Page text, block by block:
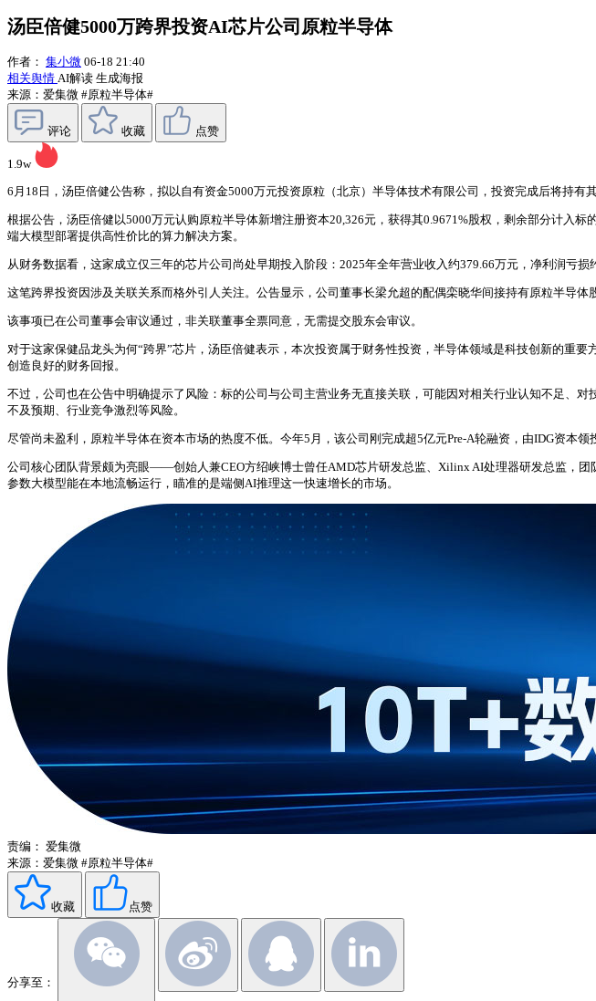
汤臣倍健5000万跨界投资AI芯片公司原粒半导体
作者： 集小微 06-18 21:40
相关舆情 AI解读 生成海报
来源：爱集微 #原粒半导体#
评论 收藏 点赞
1.9w
6月18日，汤臣倍健公告称，拟以自有资金5000万元投资原粒（北京）半导体技术有限公司，投资完成后将持有其
根据公告，汤臣倍健以5000万元认购原粒半导体新增注册资本20,326元，获得其0.9671%股权，剩余部分计入
端大模型部署提供高性价比的算力解决方案。
从财务数据看，这家成立仅三年的芯片公司尚处早期投入阶段：2025年全年营业收入约379.66万元，净利润亏损
这笔跨界投资因涉及关联关系而格外引人关注。公告显示，公司董事长梁允超的配偶栾晓华间接持有原粒半导
该事项已在公司董事会审议通过，非关联董事全票同意，无需提交股东会审议。
对于这家保健品龙头为何“跨界”芯片，汤臣倍健表示，本次投资属于财务性投资，半导体领域是科技创新的重
创造良好的财务回报。
不过，公司也在公告中明确提示了风险：标的公司与公司主营业务无直接关联，可能因对相关行业认知不足、
不及预期、行业竞争激烈等风险。
尽管尚未盈利，原粒半导体在资本市场的热度不低。今年5月，该公司刚完成超5亿元Pre-A轮融资，由IDG资本领
公司核心团队背景颇为亮眼——创始人兼CEO方绍峡博士曾任AMD芯片研发总监、Xilinx AI处理器研发总监，
参数大模型能在本地流畅运行，瞄准的是端侧AI推理这一快速增长的市场。
责编： 爱集微
来源：爱集微 #原粒半导体#
收藏 点赞
分享至：